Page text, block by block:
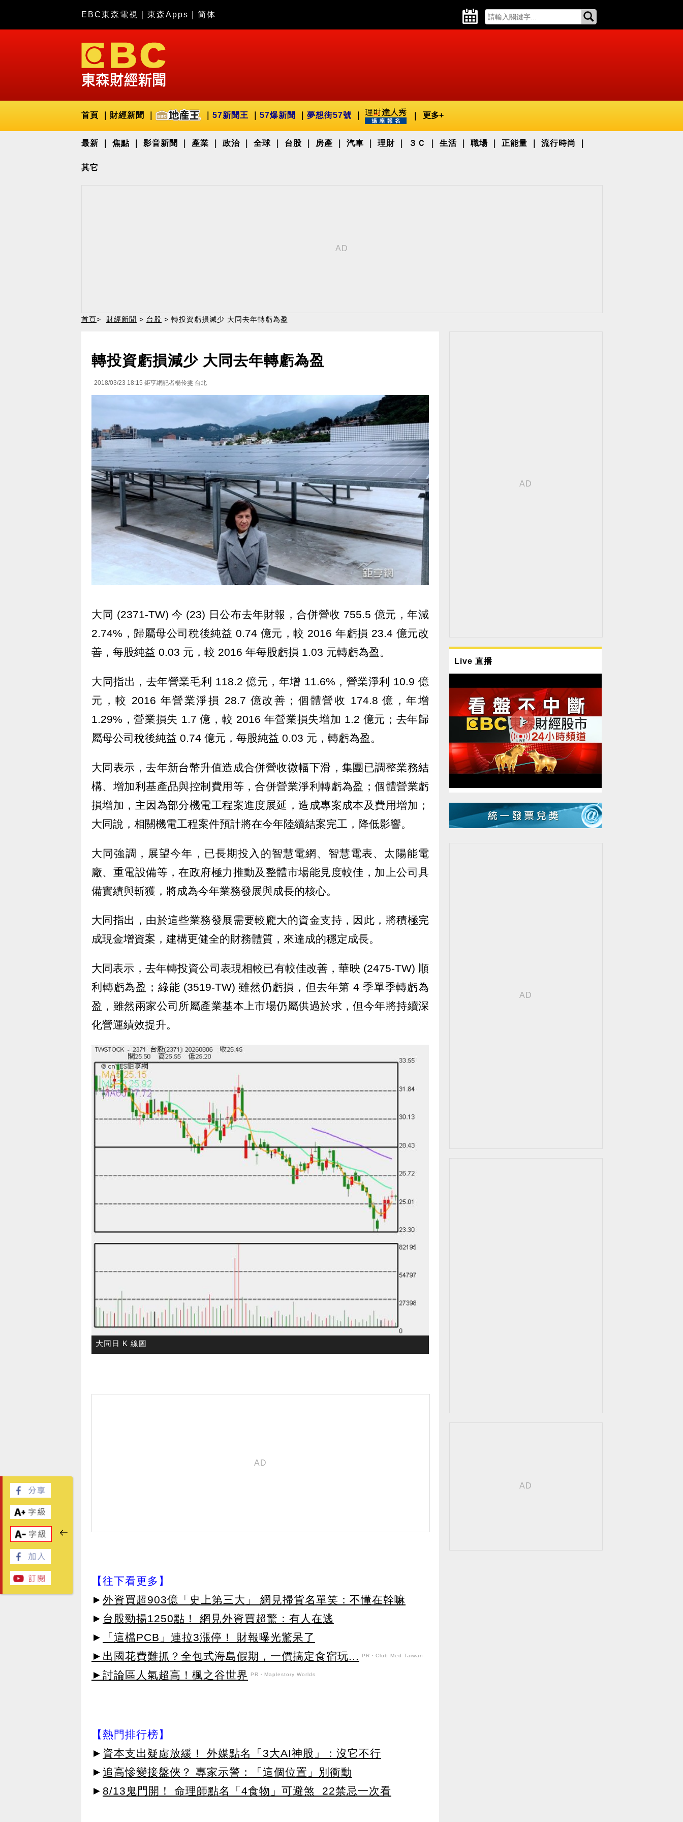
EBC東森電視 東森Apps 简体
首頁 財經新聞 57新聞王 57爆新聞 夢想街57號 更多+
最新 焦點 影音新聞 產業 政治 全球 台股 房產 汽車 理財 ３Ｃ 生活 職場 正能量 流行時尚
其它
首頁> 財經新聞 > 台股 > 轉投資虧損減少 大同去年轉虧為盈
轉投資虧損減少 大同去年轉虧為盈
2018/03/23 18:15 鉅亨網記者楊伶雯 台北
大同 (2371-TW) 今 (23) 日公布去年財報，合併營收 755.5 億元，年減
2.74%，歸屬母公司稅後純益 0.74 億元，較 2016 年虧損 23.4 億元改
善，每股純益 0.03 元，較 2016 年每股虧損 1.03 元轉虧為盈。
大同指出，去年營業毛利 118.2 億元，年增 11.6%，營業淨利 10.9 億
元，較 2016 年營業淨損 28.7 億改善；個體營收 174.8 億，年增
1.29%，營業損失 1.7 億，較 2016 年營業損失增加 1.2 億元；去年歸
屬母公司稅後純益 0.74 億元，每股純益 0.03 元，轉虧為盈。
大同表示，去年新台幣升值造成合併營收微幅下滑，集團已調整業務結
構、增加利基產品與控制費用等，合併營業淨利轉虧為盈；個體營業虧
損增加，主因為部分機電工程案進度展延，造成專案成本及費用增加；
大同說，相關機電工程案件預計將在今年陸續結案完工，降低影響。
大同強調，展望今年，已長期投入的智慧電網、智慧電表、太陽能電
廠、重電設備等，在政府極力推動及整體市場能見度較佳，加上公司具
備實績與斬獲，將成為今年業務發展與成長的核心。
大同指出，由於這些業務發展需要較龐大的資金支持，因此，將積極完
成現金增資案，建構更健全的財務體質，來達成的穩定成長。
大同表示，去年轉投資公司表現相較已有較佳改善，華映 (2475-TW) 順
利轉虧為盈；綠能 (3519-TW) 雖然仍虧損，但去年第 4 季單季轉虧為
盈，雖然兩家公司所屬產業基本上市場仍屬供過於求，但今年將持續深
化營運績效提升。
大同日 K 線圖
【往下看更多】
► 外資買超903億「史上第三大」 網見掃貨名單笑：不懂在幹嘛
► 台股勁揚1250點！ 網見外資買超驚：有人在逃
►
「這檔PCB」連拉3漲停！ 財報曝光驚呆了
►出國花費難抓？全包式海島假期，一價搞定食宿玩...
PR・Club Med Taiwan
►討論區人氣超高！楓之谷世界 PR・Maplestory Worlds
【熱門排行榜】
► 資本支出疑慮放緩！ 外媒點名「3大AI神股」：沒它不行
► 追高慘變接盤俠？ 專家示警：「這個位置」別衝動
► 8/13鬼門開！ 命理師點名「4食物」可避煞 22禁忌一次看
Live 直播